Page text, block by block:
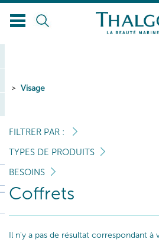
Visage
FILTRER PAR :
TYPES DE PRODUITS
BESOINS
Coffrets
Il n'y a pas de résultat correspondant à